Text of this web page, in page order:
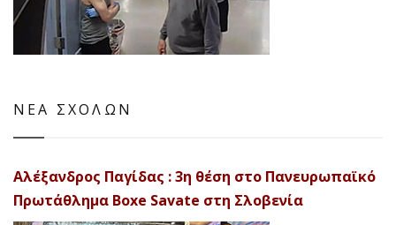
ΝΕΑ ΣΧΟΛΩΝ
Αλέξανδρος Παγίδας : 3η θέση στο Πανευρωπαϊκό
Πρωτάθλημα Boxe Savate στη Σλοβενία